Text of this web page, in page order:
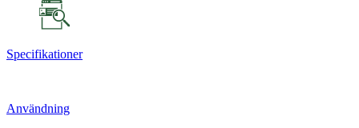
Specifikationer
Användning